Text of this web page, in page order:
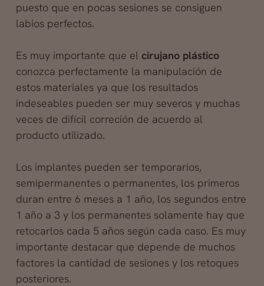
puesto que en pocas sesiones se consiguen
labios perfectos.
Es muy importante que el cirujano plástico
conozca perfectamente la manipulación de
estos materiales ya que los resultados
indeseables pueden ser muy severos y muchas
veces de difícil correción de acuerdo al
producto utilizado.
Los implantes pueden ser temporarios,
semipermanentes o permanentes, los primeros
duran entre 6 meses a 1 año, los segundos entre
1 año a 3 y los permanentes solamente hay que
retocarlos cada 5 años según cada caso. Es muy
importante destacar que depende de muchos
factores la cantidad de sesiones y los retoques
posteriores.